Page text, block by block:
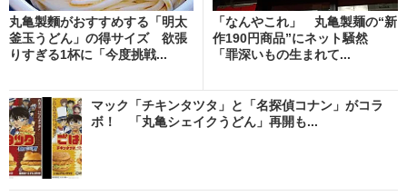
丸亀製麵がおすすめする「明太
釜玉うどん」の得サイズ 欲張
りすぎる1杯に「今度挑戦...
「なんやこれ」 丸亀製麺の“新
作190円商品”にネット騒然
「罪深いもの生まれて...
マック「チキンタツタ」と「名探偵コナン」がコラ
ボ！ 「丸亀シェイクうどん」再開も...